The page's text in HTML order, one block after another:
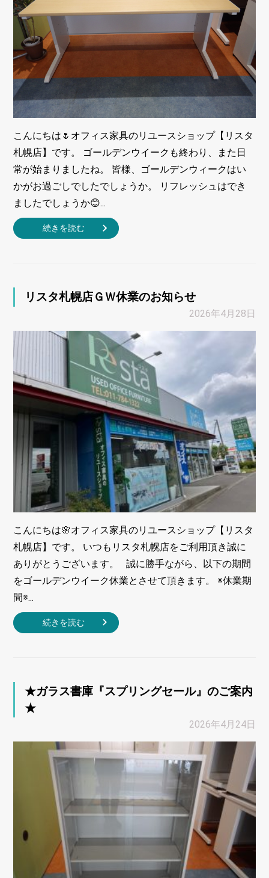
こんにちは🌷オフィス家具のリユースショップ【リスタ
札幌店】です。 ゴールデンウイークも終わり、また日
常が始まりましたね。 皆様、ゴールデンウィークはい
かがお過ごしでしたでしょうか。 リフレッシュはでき
ましたでしょうか😊...
続きを読む
リスタ札幌店ＧＷ休業のお知らせ
2026年4月28日
こんにちは🌸オフィス家具のリユースショップ【リスタ
札幌店】です。 いつもリスタ札幌店をご利用頂き誠に
ありがとうございます。 誠に勝手ながら、以下の期間
をゴールデンウイーク休業とさせて頂きます。 ※休業期
間※...
続きを読む
★ガラス書庫『スプリングセール』のご案内
★
2026年4月24日